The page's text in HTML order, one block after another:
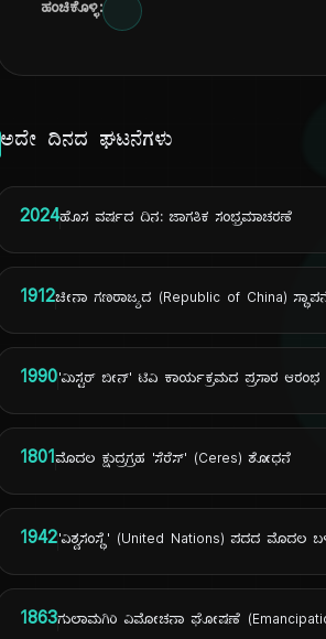
ಹಂಚಿಕೊಳ್ಳಿ:
ಅದೇ ದಿನದ ಘಟನೆಗಳು
2024ಹೊಸ ವರ್ಷದ ದಿನ: ಜಾಗತಿಕ ಸಂಭ್ರಮಾಚರಣೆ
1912ಚೀನಾ ಗಣರಾಜ್ಯದ (Republic of China)
1990'ಮಿಸ್ಟರ್ ಬೀನ್' ಟಿವಿ ಕಾರ್ಯಕ್ರಮದ ಪ್ರಸಾರ ಆರಂಭ
1801ಮೊದಲ ಕ್ಷುದ್ರಗ್ರಹ 'ಸೆರೆಸ್' (Ceres) ಶೋಧನೆ
1942'ವಿಶ್ವಸಂಸ್ಥೆ' (United Nations) ಪದದ ಮೊದಲ
1863ಗುಲಾಮಗಿರಿ ವಿಮೋಚನಾ ಘೋಷಣೆ